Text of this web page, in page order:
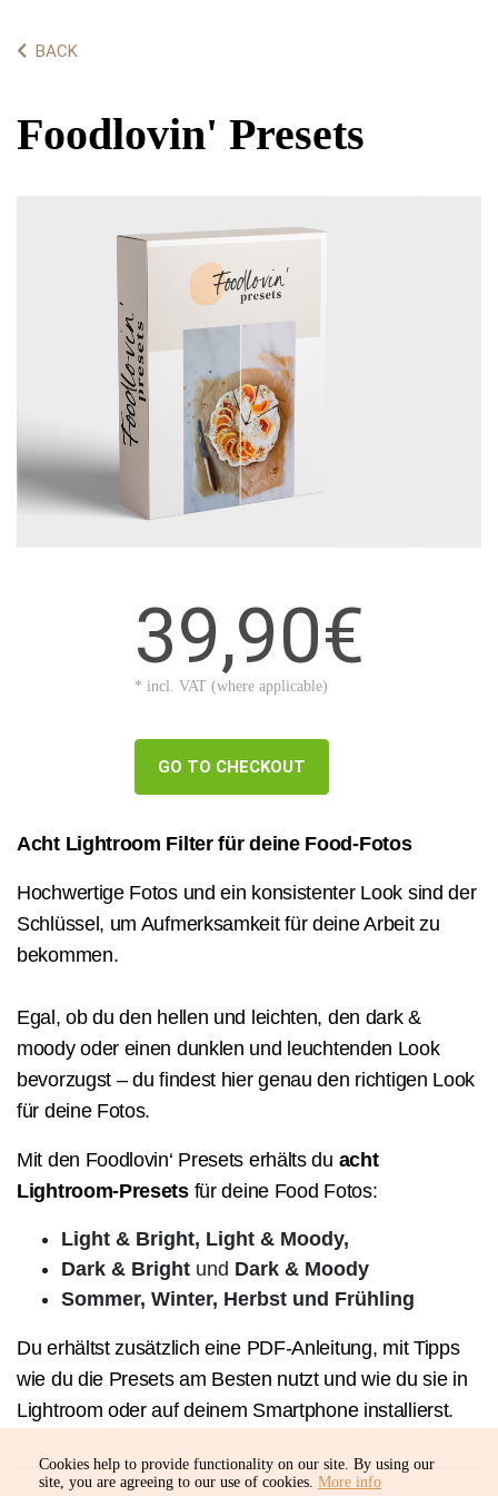
BACK
Foodlovin' Presets
39,90€
* incl. VAT (where applicable)
GO TO CHECKOUT
Acht Lightroom Filter für deine Food-Fotos
Hochwertige Fotos und ein konsistenter Look sind der
Schlüssel, um Aufmerksamkeit für deine Arbeit zu
bekommen.
Egal, ob du den hellen und leichten, den dark &
moody oder einen dunklen und leuchtenden Look
bevorzugst – du findest hier genau den richtigen Look
für deine Fotos.
Mit den Foodlovin‘ Presets erhälts du acht
Lightroom-Presetsfür deine Food Fotos:
Light & Bright, Light & Moody,
Dark & Bright und Dark & Moody
Sommer, Winter, Herbst und Frühling
Du erhältst zusätzlich eine PDF-Anleitung, mit Tipps
wie du die Presets am Besten nutzt und wie du sie in
Lightroom oder auf deinem Smartphone installierst.
Cookies help to provide functionality on our site. By using our
site, you are agreeing to our use of cookies. More info